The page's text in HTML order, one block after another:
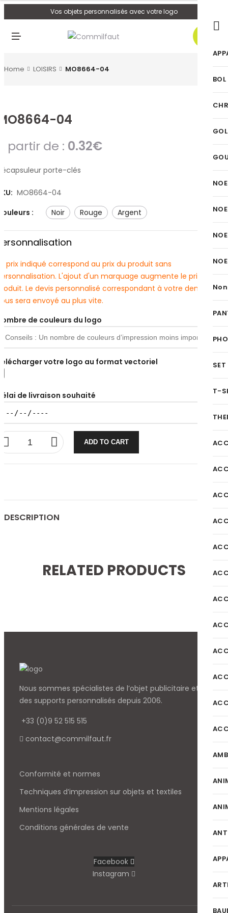
Vos objets personnalisés avec votre logo
U
0
Home LOISIRS MO8664-04
04
partir de : 0.32€
porte-clés
MO8664-04
:
noir rouge argent
prix indiqué correspond au prix du produit sans
L'ajout d'un marquage augmente le prix du
Le devis personnalisé correspondant à votre demande
sera envoyé au plus vite.
de couleurs du logo
votre logo au format vectoriel
de livraison souhaité
ADD TO CART
DESCRIPTION
RELATED PRODUCTS
Nous sommes spécialistes de l’objet publicitaire et
des supports personnalisés depuis 2006.
+33 (0)9 52 515 515
contact@commilfaut.fr
Conformité et normes
Techniques d’impression sur objets et textiles
Mentions légales
Conditions générales de vente
Facebook
Instagram
BOL
T-